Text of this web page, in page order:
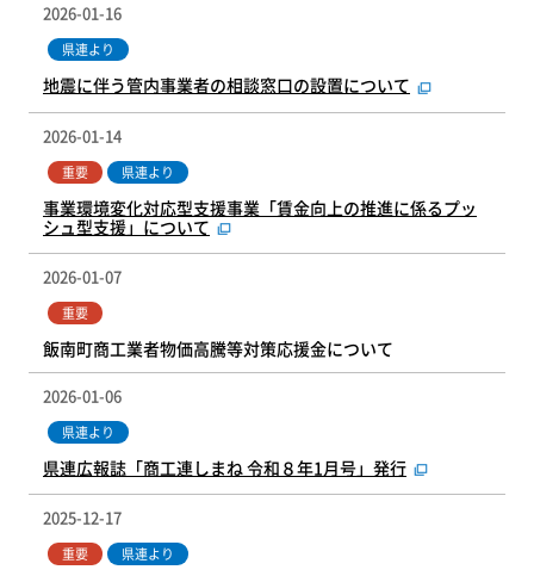
2026-01-16
県連より
地震に伴う管内事業者の相談窓口の設置について
2026-01-14
重要 県連より
事業環境変化対応型支援事業「賃金向上の推進に係るプッ
シュ型支援」について
2026-01-07
重要
飯南町商工業者物価高騰等対策応援金について
2026-01-06
県連より
県連広報誌「商工連しまね 令和８年1月号」発行
2025-12-17
重要 県連より